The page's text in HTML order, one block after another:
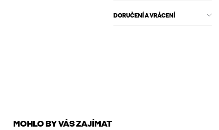
DORUČENÍ A VRÁCENÍ
MOHLO BY VÁS ZAJÍMAT